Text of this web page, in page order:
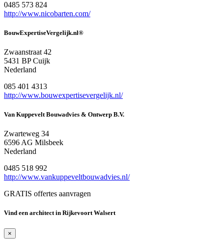
0485 573 824
http://www.nicobarten.com/
BouwExpertiseVergelijk.nl®
Zwaanstraat 42
5431 BP Cuijk
Nederland
085 401 4313
http://www.bouwexpertisevergelijk.nl/
Van Kuppevelt Bouwadvies & Ontwerp B.V.
Zwarteweg 34
6596 AG Milsbeek
Nederland
0485 518 992
http://www.vankuppeveltbouwadvies.nl/
GRATIS offertes aanvragen
Vind een architect in Rijkevoort Walsert
×